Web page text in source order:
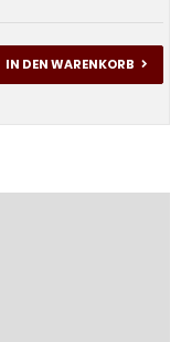
IN DEN WARENKORB